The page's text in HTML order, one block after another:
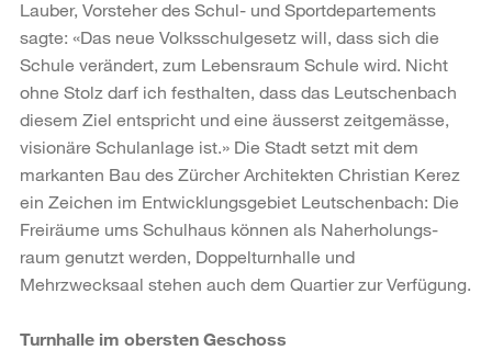
Lauber, Vorsteher des Schul- und Sportdepartements
sagte: «Das neue Volksschulgesetz will, dass sich die
Schule verändert, zum Lebensraum Schule wird. Nicht
ohne Stolz darf ich festhalten, dass das Leutschenbach
diesem Ziel entspricht und eine äusserst zeitgemässe,
visionäre Schulanlage ist.» Die Stadt setzt mit dem
markanten Bau des Zürcher Architekten Christian Kerez
ein Zeichen im Entwicklungsgebiet Leutschenbach: Die
Freiräume ums Schulhaus können als Naherholungs-
raum genutzt werden, Doppelturnhalle und
Mehrzwecksaal stehen auch dem Quartier zur Verfügung.
Turnhalle im obersten Geschoss